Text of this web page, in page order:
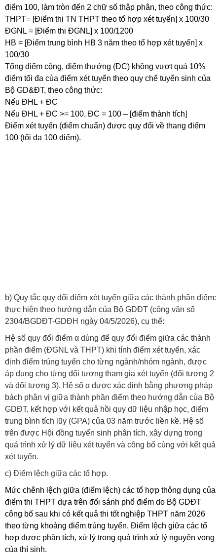
điểm 100, làm tròn đến 2 chữ số thập phân, theo công thức:
THPT= [Điểm thi TN THPT theo tổ hợp xét tuyển] x 100/30
ĐGNL = [Điểm thi ĐGNL] x 100/1200
HB = [Điểm trung bình HB 3 năm theo tổ hợp xét tuyển] x
100/30
Tổng điểm cộng, điểm thưởng (ĐC) không vượt quá 10%
điểm tối đa của điểm xét tuyển theo quy chế tuyển sinh của
Bộ GD&ĐT, theo công thức:
Nếu ĐHL + ĐC
Nếu ĐHL + ĐC >= 100, ĐC = 100 – [điểm thành tích]
Điểm xét tuyển (điểm chuẩn) được quy đổi về thang điểm
100 (tối đa 100 điểm).
b) Quy tắc quy đổi điểm xét tuyển giữa các thành phần điểm:
thực hiện theo hướng dẫn của Bộ GDĐT (công văn số
2304/BGDĐT-GDĐH ngày 04/5/2026), cụ thể:
Hệ số quy đổi điểm α dùng để quy đổi điểm giữa các thành
phần điểm (ĐGNL và THPT) khi tính điểm xét tuyển, xác
định điểm trúng tuyển cho từng ngành/nhóm ngành, được
áp dụng cho từng đối tượng tham gia xét tuyển (đối tượng 2
và đối tượng 3). Hệ số α được xác định bằng phương pháp
bách phân vị giữa thành phần điểm theo hướng dẫn của Bộ
GDĐT, kết hợp với kết quả hồi quy dữ liệu nhập học, điểm
trung bình tích lũy (GPA) của 03 năm trước liền kề. Hệ số
trên được Hội đồng tuyển sinh phân tích, xây dựng trong
quá trình xử lý dữ liệu xét tuyển và công bố cùng với kết quả
xét tuyển.
c) Điểm lệch giữa các tổ hợp.
Mức chênh lệch giữa (điểm lệch) các tổ hợp thông dụng của
điểm thi THPT dựa trên đối sánh phổ điểm do Bộ GDĐT
công bố sau khi có kết quả thi tốt nghiệp THPT năm 2026
theo từng khoảng điểm trúng tuyển. Điểm lệch giữa các tổ
hợp được phân tích, xử lý trong quá trình xử lý nguyện vọng
của thí sinh.